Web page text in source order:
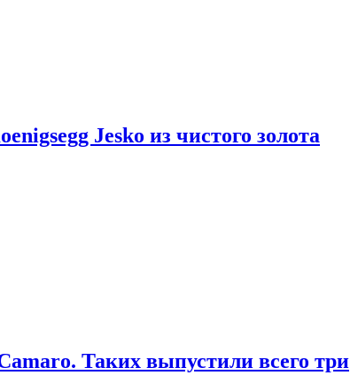
Jesko из чистого золота
Таких выпустили всего три